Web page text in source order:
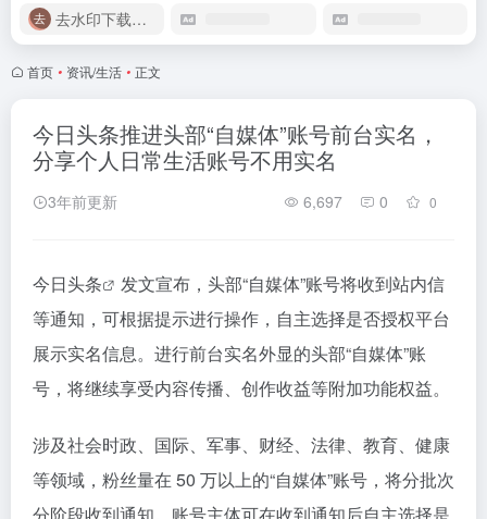
去水印下载视频
首页 • 资讯/生活 • 正文
今日头条推进头部“自媒体”账号前台实名，
分享个人日常生活账号不用实名
3年前更新 6,697 0 0
今日头条
发文宣布，头部“自媒体”账号将收到站内信
等通知，可根据提示进行操作，自主选择是否授权平台
展示实名信息。进行前台实名外显的头部“自媒体”账
号，将继续享受内容传播、创作收益等附加功能权益。
涉及社会时政、国际、军事、财经、法律、教育、健康
等领域，粉丝量在 50 万以上的“自媒体”账号，将分批次